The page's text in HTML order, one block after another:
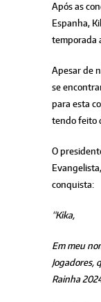
Após as
Espanha,
temporada
Apesar de
se
para esta
tendo feito
O
conquista:
“Kika,
Em meu
Jogadores,
Rainha